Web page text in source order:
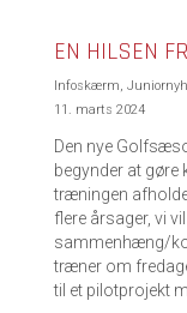
EN HILSEN
Infoskærm,
11. marts 2024
Den nye
begynder at gøre
træningen
flere årsager, vi
sammenhæng/
træner om
til et pilotprojekt